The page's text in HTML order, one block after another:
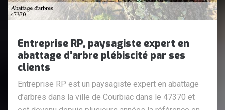
Entreprise RP, paysagiste expert en
abattage d’arbre plébiscité par ses
clients
Entreprise RP est un paysagiste expert en abattage
d’arbres dans la ville de Courbiac dans le 47370 et